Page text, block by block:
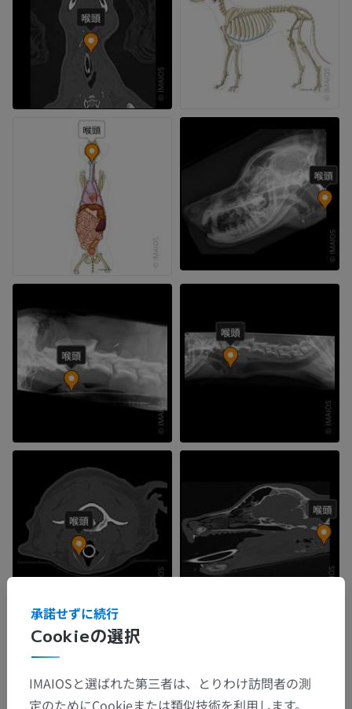
Cookieの選択
承諾せずに続行
IMAIOSと選ばれた第三者は、とりわけ訪問者の測
定のためにCookieまたは類似技術を利用します。